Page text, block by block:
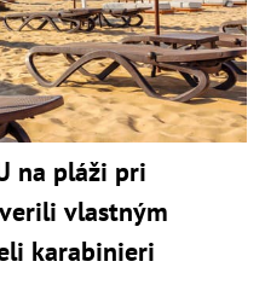
na pláži pri
vlastným
karabinieri